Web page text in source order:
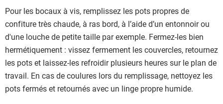
Pour les bocaux à vis, remplissez les pots propres de
confiture très chaude, à ras bord, à l’aide d’un entonnoir ou
d'une louche de petite taille par exemple. Fermez-les bien
hermétiquement : vissez fermement les couvercles, retournez
les pots et laissez-les refroidir plusieurs heures sur le plan de
travail. En cas de coulures lors du remplissage, nettoyez les
pots fermés et retournés avec un linge propre humide.